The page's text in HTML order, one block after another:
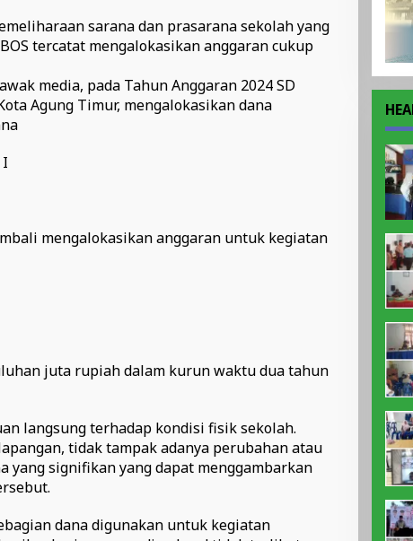
sarana dan prasarana sekolah yang
tercatat mengalokasikan anggaran cukup
media, pada Tahun Anggaran 2024 SD
Agung Timur, mengalokasikan dana
mengalokasikan anggaran untuk kegiatan
juta rupiah dalam kurun waktu dua tahun
langsung terhadap kondisi fisik sekolah.
tidak tampak adanya perubahan atau
yang signifikan yang dapat menggambarkan
dana digunakan untuk kegiatan